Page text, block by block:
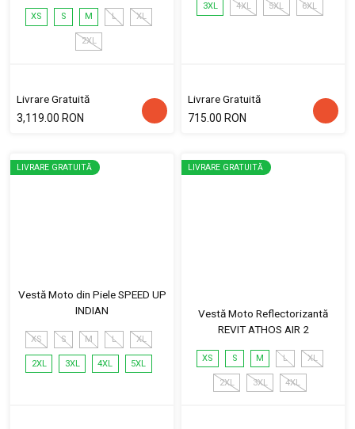
XS S M L XL
2XL
Livrare Gratuită
3,119.00 RON
3XL 4XL 5XL 6XL
Livrare Gratuită
715.00 RON
LIVRARE GRATUITĂ
Vestă Moto din Piele SPEED UP
INDIAN
XS S M L XL
2XL 3XL 4XL 5XL
LIVRARE GRATUITĂ
Vestă Moto Reflectorizantă
REVIT ATHOS AIR 2
XS S M L XL
2XL 3XL 4XL